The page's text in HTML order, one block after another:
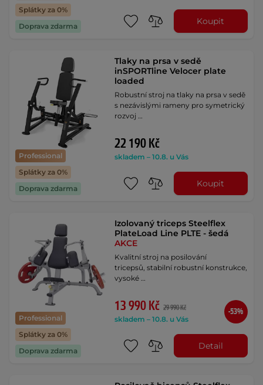
Splátky za 0%
Doprava zdarma
Koupit
Professional
Splátky za 0%
Doprava zdarma
Tlaky na prsa v sedě
inSPORTline Velocer plate
loaded
Robustní stroj na tlaky na prsa v sedě
s nezávislými rameny pro symetrický
rozvoj …
22 190 Kč
skladem – 10.8. u Vás
Koupit
Professional
Splátky za 0%
Doprava zdarma
Izolovaný triceps Steelflex
PlateLoad Line PLTE - šedá
AKCE
Kvalitní stroj na posilování
tricepsů, stabilní robustní konstrukce,
vysoké …
13 990 Kč 29 990 Kč
skladem – 10.8. u Vás
-53%
Detail